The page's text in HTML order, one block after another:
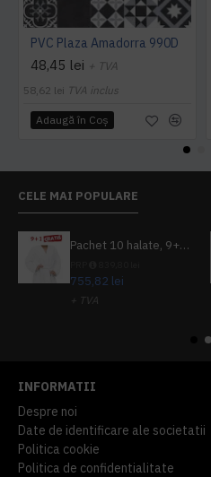
PVC Plaza Amadorra 990D
48,45 lei + TVA
58,62 lei TVA inclus
Adaugă în Coş
CELE MAI POPULARE
Pachet 10 halate, 9+1 gratuit
755,82 lei
+ TVA
INFORMATII
Despre noi
Date de identificare ale societatii
Politica cookie
Politica de confidentialitate